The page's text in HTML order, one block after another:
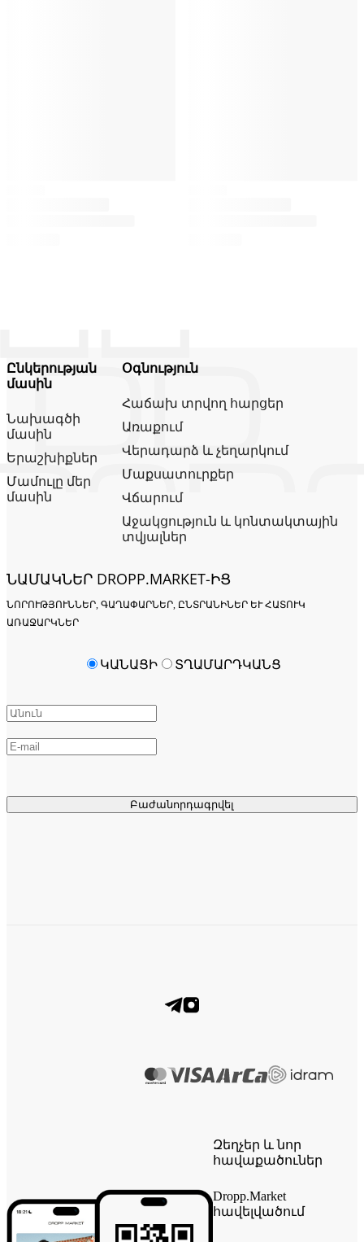
Ընկերության
մասին
Նախագծի
մասին
Երաշխիքներ
Մամուլը մեր
մասին
Օգնություն
Հաճախ տրվող հարցեր
Առաքում
Վերադարձ և չեղարկում
Մաքսատուրքեր
Վճարում
Աջակցություն և կոնտակտային
տվյալներ
ՆԱՄԱԿՆԵՐ DROPP.MARKET-ԻՑ
ՆՈՐՈՒԹՅՈՒՆՆԵՐ, ԳԱՂԱՓԱՐՆԵՐ, ԸՆՏՐԱՆԻՆԵՐ ԵՒ ՀԱՏՈՒԿ Ա
ՌԱՋԱՐԿՆԵՐ
Բաժանորդագրվել
ԿԱՆԱՑԻ ՏՂԱՄԱՐԴԿԱՆՑ
Զեղչեր և նոր
հավաքածուներ
Dropp.Market
հավելվածում